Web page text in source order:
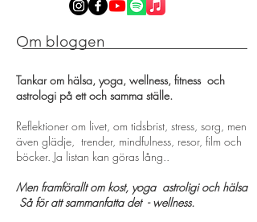
Om bloggen
Tankar om hälsa, yoga, wellness, fitness och
astrologi på ett och samma ställe.
Reflektioner om livet, om tidsbrist, stress, sorg, men
även glädje, trender, mindfulness, resor, film och
böcker. Ja listan kan göras lång..
Men framförallt om kost, yoga astroligi och hälsa
Så för att sammanfatta det - wellness.